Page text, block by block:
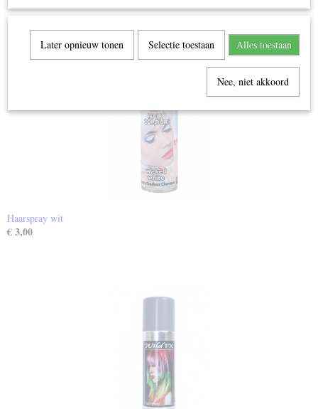
Ook interessant
Haarspray wit
€ 3,00
Later opnieuw tonen Selectie toestaan Alles toestaan
Nee, niet akkoord